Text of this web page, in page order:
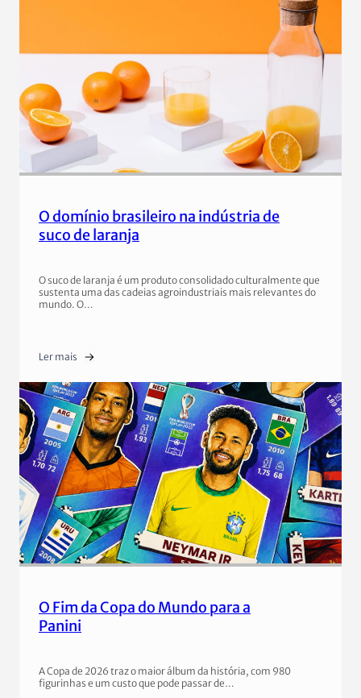
O domínio brasileiro na indústria de
suco de laranja
O suco de laranja é um produto consolidado culturalmente que
sustenta uma das cadeias agroindustriais mais relevantes do
mundo. O…
Ler mais
O Fim da Copa do Mundo para a
Panini
A Copa de 2026 traz o maior álbum da história, com 980
figurinhas e um custo que pode passar de…